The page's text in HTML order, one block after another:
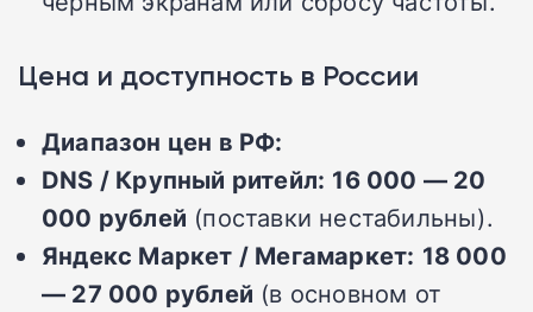
Цена и доступность в России
Диапазон цен в РФ:
DNS / Крупный ритейл: 16 000 — 20
000 рублей (поставки нестабильны).
Яндекс Маркет / Мегамаркет: 18 000
— 27 000 рублей (в основном от